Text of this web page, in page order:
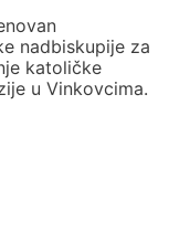
nadbiskupije za
katoličke
u Vinkovcima.